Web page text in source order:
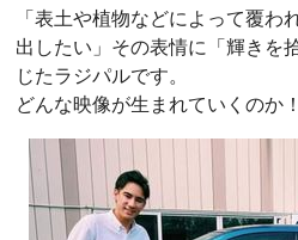
「表土や植物などによって覆わ
出したい」その表情に「輝きを
じたラジパルです。
どんな映像が生まれていくのか